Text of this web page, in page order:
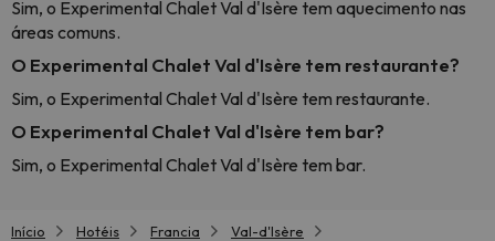
Sim, o Experimental Chalet Val d'Isère tem aquecimento nas
áreas comuns.
O Experimental Chalet Val d'Isère tem restaurante?
Sim, o Experimental Chalet Val d'Isère tem restaurante.
O Experimental Chalet Val d'Isère tem bar?
Sim, o Experimental Chalet Val d'Isère tem bar.
Início Hotéis Francia
Val-d'Isère